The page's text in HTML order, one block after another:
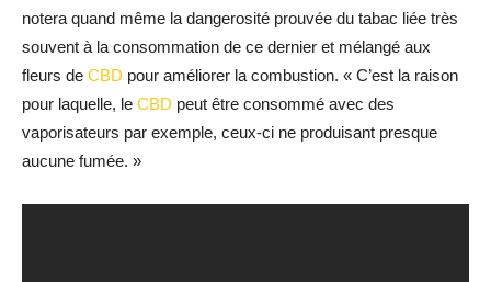
notera quand même la dangerosité prouvée du tabac liée très
souvent à la consommation de ce dernier et mélangé aux
fleurs de CBD pour améliorer la combustion. « C’est la raison
pour laquelle, le CBD peut être consommé avec des
vaporisateurs par exemple, ceux-ci ne produisant presque
aucune fumée. »